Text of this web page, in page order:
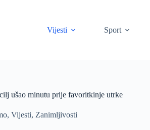
Vijesti
Sport
ušao minutu prije favoritkinje utrke
, Vijesti, Zanimljivosti